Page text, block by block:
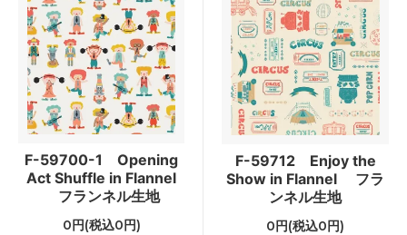
F-59700-1 Opening
Act Shuffle in Flannel
フランネル生地
0円(税込0円)
F-59712 Enjoy the
Show in Flannel フラ
ンネル生地
0円(税込0円)